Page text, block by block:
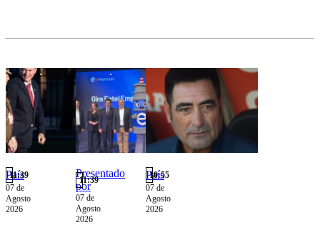
de comité.
País
11:39
07 de
Agosto
2026
Presentado
por
11:39
07 de
Agosto
2026
País
10:55
07 de
Agosto
2026